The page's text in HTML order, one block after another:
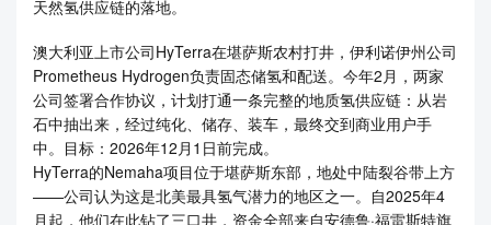
天然氢供应链的落地。
澳大利亚上市公司HyTerra在堪萨斯农村打井，伊利诺伊州公司
Prometheus Hydrogen负责固态储氢和配送。今年2月，两家
公司签署合作协议，计划打通一条完整的地质氢供应链：从岩
石中抽出来，经过纯化、储存、装车，最终交到商业用户手
中。目标：2026年12月1日前完成。
HyTerra的Nemaha项目位于堪萨斯东部，地处中陆裂谷带上方
——公司认为这是北美最具氢气潜力的地区之一。自2025年4
月起，他们在此钻了三口井，资金全部来自安德鲁·福雷斯特旗